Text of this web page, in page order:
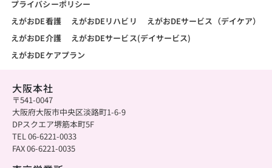
プライバシーポリシー
えがおDE看護
えがおDEリハビリ
えがおDEサービス（デイケア）
えがおDE介護
えがおDEサービス(デイサービス)
えがおDEケアプラン
大阪本社
〒541-0047
大阪府大阪市中央区淡路町1-6-9
DPスクエア堺筋本町5F
TEL 06-6221-0033
FAX 06-6221-0035